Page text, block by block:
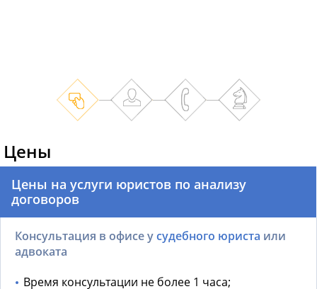
Цены
Цены на услуги юристов по анализу
договоров
Консультация в офисе усудебного юриста или
адвоката
Время консультации не более 1 часа;